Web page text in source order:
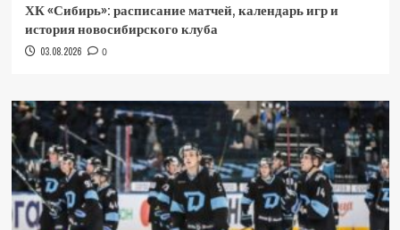
ХК «Сибирь»: расписание матчей, календарь игр и
история новосибирского клуба
03.08.2026 0